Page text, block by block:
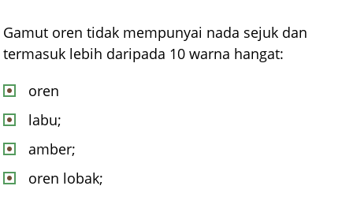
Gamut oren tidak mempunyai nada sejuk dan
termasuk lebih daripada 10 warna hangat:
oren
labu;
amber;
oren lobak;